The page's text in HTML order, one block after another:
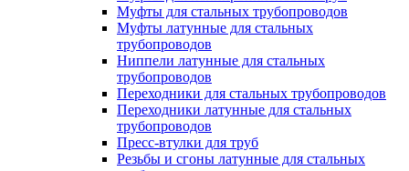
Муфты для стальных трубопроводов
Муфты латунные для стальных
трубопроводов
Ниппели латунные для стальных
трубопроводов
Переходники для стальных трубопроводов
Переходники латунные для стальных
трубопроводов
Пресс-втулки для труб
Резьбы и сгоны латунные для стальных